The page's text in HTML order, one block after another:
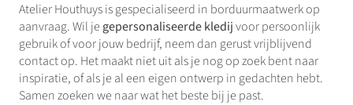
Atelier Houthuys is gespecialiseerd in borduurmaatwerk op
aanvraag. Wil je gepersonaliseerde kledijvoor persoonlijk
gebruik of voor jouw bedrijf, neem dan gerust vrijblijvend
contact op. Het maakt niet uit als je nog op zoek bent naar
inspiratie, of als je al een eigen ontwerp in gedachten hebt.
Samen zoeken we naar wat het beste bij je past.